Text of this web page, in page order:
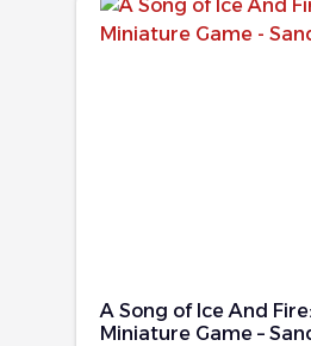
A Song of Ice And
Miniature Game –